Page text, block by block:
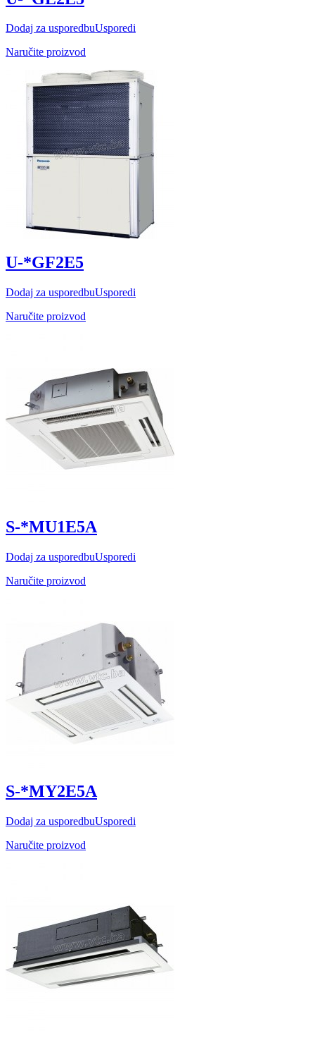
Dodaj za usporedbuUsporedi
Naručite proizvod
U-*GF2E5
Dodaj za usporedbuUsporedi
Naručite proizvod
S-*MU1E5A
Dodaj za usporedbuUsporedi
Naručite proizvod
S-*MY2E5A
Dodaj za usporedbuUsporedi
Naručite proizvod